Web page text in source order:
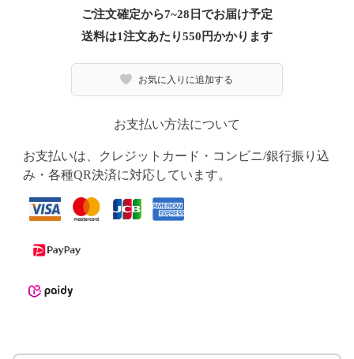
ご注文確定から7~28日でお届け予定
送料は1注文あたり550 円かかります
お気に入りに追加する
お支払い方法について
お支払いは、クレジットカード・コンビニ/銀行振り込
み・各種QR決済に対応しています。